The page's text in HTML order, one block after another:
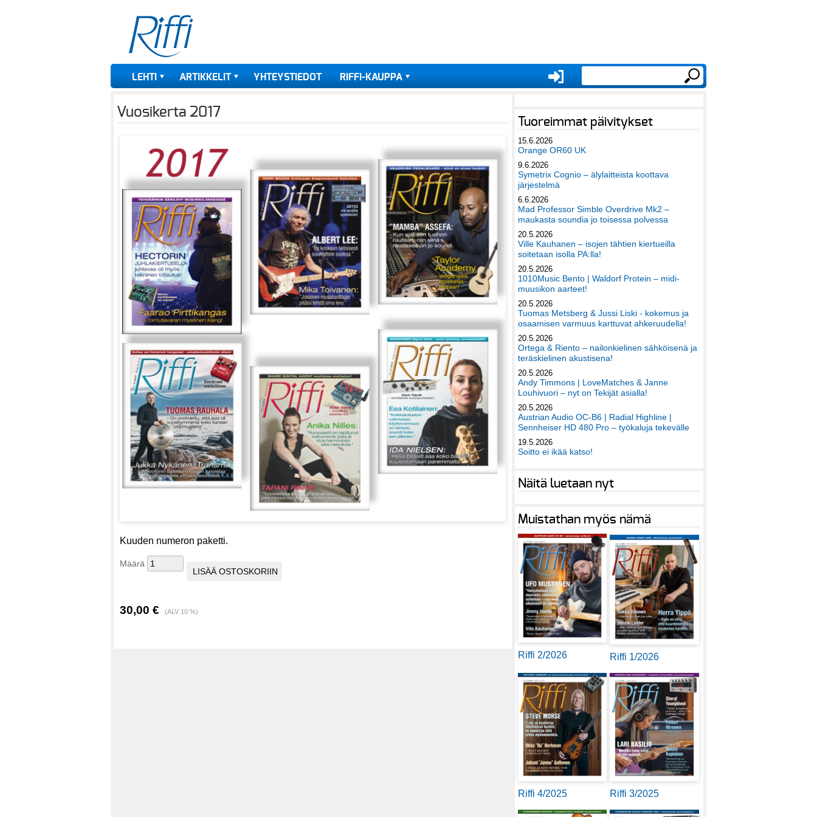
LEHTI ARTIKKELIT YHTEYSTIEDOT RIFFI-KAUPPA
Vuosikerta 2017
Kuuden numeron paketti.
Määrä
30,00 € (ALV 10 %)
Tuoreimmat päivitykset
15.6.2026
Orange OR60 UK
9.6.2026
Symetrix Cognio – älylaitteista koottava
järjestelmä
6.6.2026
Mad Professor Simble Overdrive Mk2 –
maukasta soundia jo toisessa polvessa
20.5.2026
Ville Kauhanen – isojen tähtien kiertueilla
soitetaan isolla PA:lla!
20.5.2026
1010Music Bento | Waldorf Protein – midi-
muusikon aarteet!
20.5.2026
Tuomas Metsberg & Jussi Liski - kokemus ja
osaamisen varmuus karttuvat ahkeruudella!
20.5.2026
Ortega & Riento – nailonkielinen sähköisenä ja
teräskielinen akustisena!
20.5.2026
Andy Timmons | LoveMatches & Janne
Louhivuori – nyt on Tekijät asialla!
20.5.2026
Austrian Audio OC-B6 | Radial Highline |
Sennheiser HD 480 Pro – työkaluja tekevälle
19.5.2026
Soitto ei ikää katso!
Näitä luetaan nyt
Muistathan myös nämä
Riffi 2/2026 Riffi 1/2026
Riffi 4/2025 Riffi 3/2025